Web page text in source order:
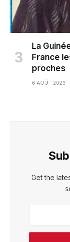
La
France
proches
6 AOÛT 2026
Get the